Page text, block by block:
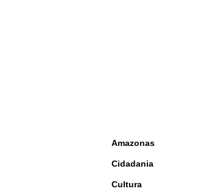
Amazonas
Cidadania
Cultura